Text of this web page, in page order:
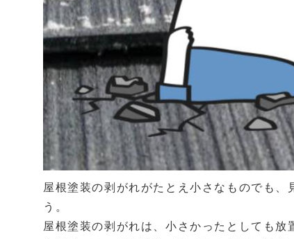
屋根塗装の剥がれがたとえ小さなものでも
う。
屋根塗装の剥がれは、小さかったとしても放